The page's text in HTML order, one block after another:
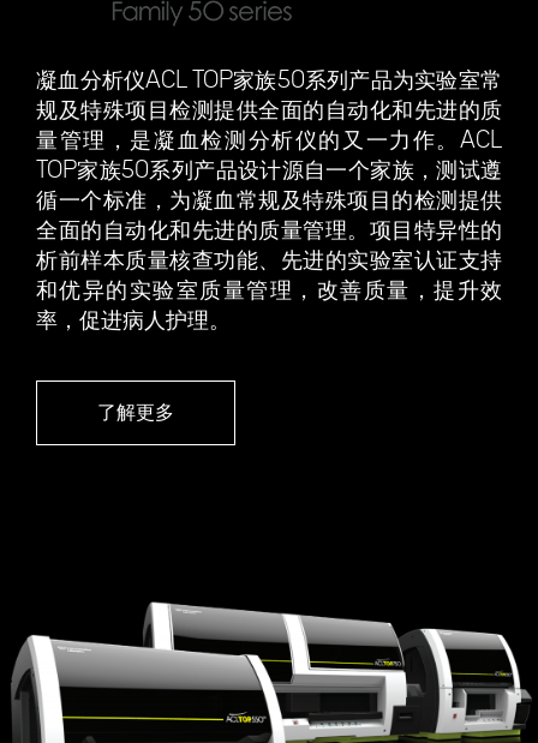
凝血分析仪ACL TOP家族50系列产品为实验室常
规及特殊项目检测提供全面的自动化和先进的质
量管理，是凝血检测分析仪的又一力作。ACL
TOP家族50系列产品设计源自一个家族，测试遵
循一个标准，为凝血常规及特殊项目的检测提供
全面的自动化和先进的质量管理。项目特异性的
析前样本质量核查功能、先进的实验室认证支持
和优异的实验室质量管理，改善质量，提升效
率，促进病人护理。
了解更多